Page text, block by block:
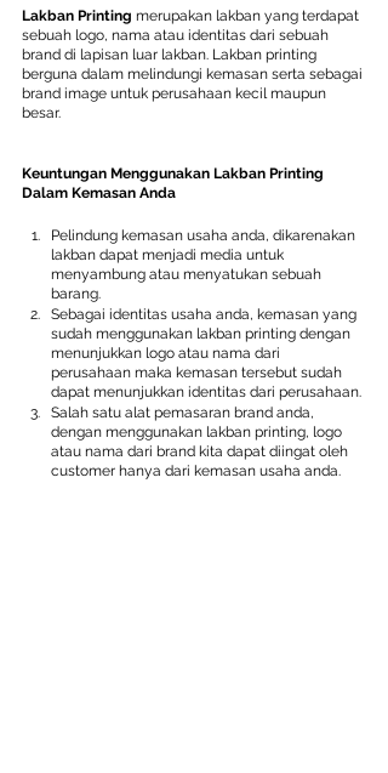
Lakban Printing merupakan lakban yang terdapat
sebuah logo, nama atau identitas dari sebuah
brand di lapisan luar lakban. Lakban printing
berguna dalam melindungi kemasan serta sebagai
brand image untuk perusahaan kecil maupun
besar.
Keuntungan Menggunakan Lakban Printing
Dalam Kemasan Anda
Pelindung kemasan usaha anda, dikarenakan
lakban dapat menjadi media untuk
menyambung atau menyatukan sebuah
barang.
Sebagai identitas usaha anda, kemasan yang
sudah menggunakan lakban printing dengan
menunjukkan logo atau nama dari
perusahaan maka kemasan tersebut sudah
dapat menunjukkan identitas dari perusahaan.
Salah satu alat pemasaran brand anda,
dengan menggunakan lakban printing, logo
atau nama dari brand kita dapat diingat oleh
customer hanya dari kemasan usaha anda.